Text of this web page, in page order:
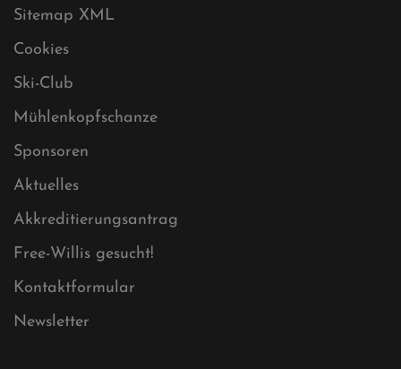
Sitemap XML
Cookies
Ski-Club
Mühlenkopfschanze
Sponsoren
Aktuelles
Akkreditierungsantrag
Free-Willis gesucht!
Kontaktformular
Newsletter